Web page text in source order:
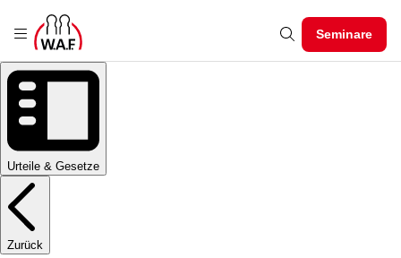
Seminare
Urteile & Gesetze
Zurück